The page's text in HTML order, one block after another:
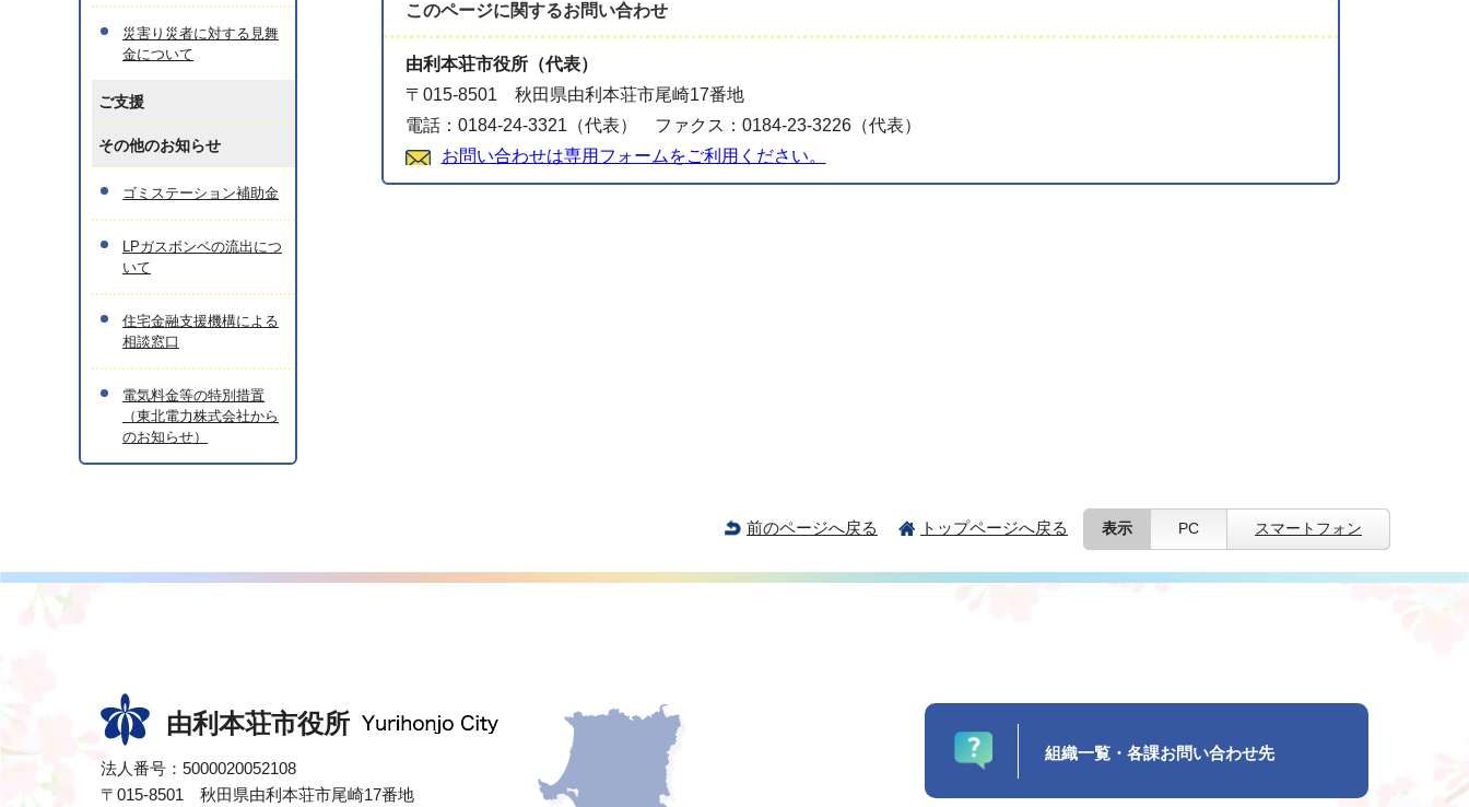
このページに関するお問い合わせ
由利本荘市役所（代表）
〒015-8501 秋田県由利本荘市尾崎17番地
電話：0184-24-3321（代表） ファクス：0184-23-3226（代表）
お問い合わせは専用フォームをご利用ください。
災害り災者に対する見舞
金について
ご支援
その他のお知らせ
ゴミステーション補助金
LPガスボンベの流出につ
いて
住宅金融支援機構による
相談窓口
電気料金等の特別措置
（東北電力株式会社から
のお知らせ）
前のページへ戻る トップページへ戻る 表示 PC スマートフォン
由利本荘市役所
法人番号：5000020052108
〒015-8501 秋田県由利本荘市尾崎17番地
組織一覧・各課お問い合わせ先